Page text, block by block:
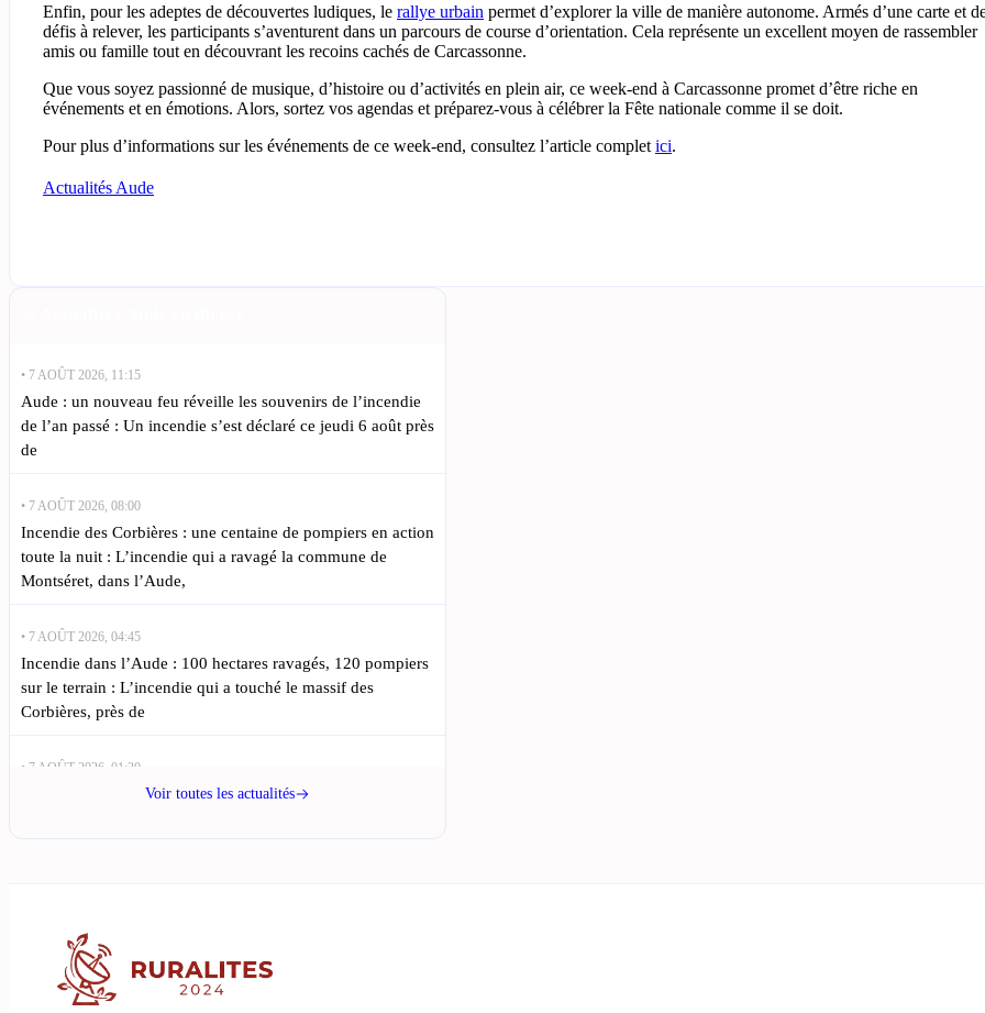
Enfin, pour les adeptes de découvertes ludiques, le rallye urbain permet d’explorer la ville de manière autonome. Armés d’une carte et
défis à relever, les participants s’aventurent dans un parcours de course d’orientation. Cela représente un excellent moyen de rassembler
amis ou famille tout en découvrant les recoins cachés de Carcassonne.
Que vous soyez passionné de musique, d’histoire ou d’activités en plein air, ce week-end à Carcassonne promet d’être riche en
événements et en émotions. Alors, sortez vos agendas et préparez-vous à célébrer la Fête nationale comme il se doit.
Pour plus d’informations sur les événements de ce week-end, consultez l’article complet ici.
Actualités Aude
• 7 AOÛT 2026, 11:15
Aude : un nouveau feu réveille les souvenirs de l’incendie
de l’an passé : Un incendie s’est déclaré ce jeudi 6 août près
de
• 7 AOÛT 2026, 08:00
Incendie des Corbières : une centaine de pompiers en action
toute la nuit : L’incendie qui a ravagé la commune de
Montséret, dans l’Aude,
• 7 AOÛT 2026, 04:45
Incendie dans l’Aude : 100 hectares ravagés, 120 pompiers
sur le terrain : L’incendie qui a touché le massif des
Corbières, près de
• 7 AOÛT 2026, 01:30
Montséret : un incendie maîtrisé après avoir ravagé 100
précisions du préfet : L’Aude est actuellement confrontée à
un incendie sur la commune
Voir toutes les actualités